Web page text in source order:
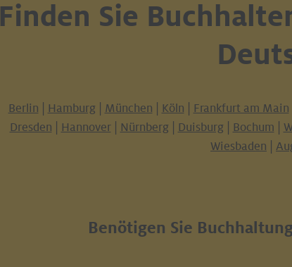
Finden Sie
Berlin Hamburg München Köln Frankfurt am Main
Dresden
Hannover| Nürnberg Duisburg Bochum
Wiesbaden
Benötigen Sie